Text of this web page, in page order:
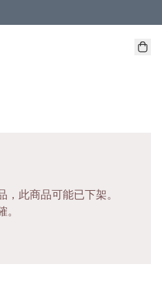
此商品可能已下架。